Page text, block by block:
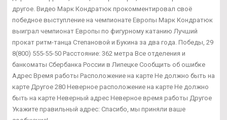
другое. Видео Марк Кондратюк прокомментировал своё
победное выступление на чемпионате Европы Марк Кондратюк
выиграл чемпионат Европы по фигурному катанию Лучший
прокат ритм-танца Степановой и Букина за два года. Победы, 29
8(800) 555-55-50 Расстояние: 362 метра Все отделения и
банкоматы Сбербанка России в Липецке Сообщить об ошибке
Адрес Время работы Расположение на карте Не должно быть на
карте Другое 280 Неверное расположение на карте Не должно
быть на карте Неверный адрес Неверное время работы Другое
Укажите правильный адрес: Спасибо, мы приняли ваше